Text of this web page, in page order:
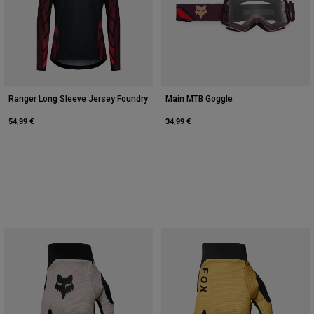
Ranger Long Sleeve Jersey Foundry
54,99 €
Main MTB Goggle
34,99 €